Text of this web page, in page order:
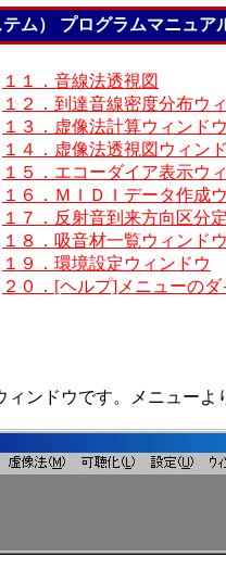
ム） プログラムマニュア
１１．音線法透視図
１２．到達音線密度分布ウ
１３．虚像法計算ウィンド
１４．虚像法透視図ウィン
１５．エコーダイア表示ウ
１６．ＭＩＤＩデータ作成
１７．反射音到来方向区分
１８．吸音材一覧ウィンド
１９．環境設定ウィンドウ
２０．[ヘルプ]メニューの
ィンドウです。メニュー